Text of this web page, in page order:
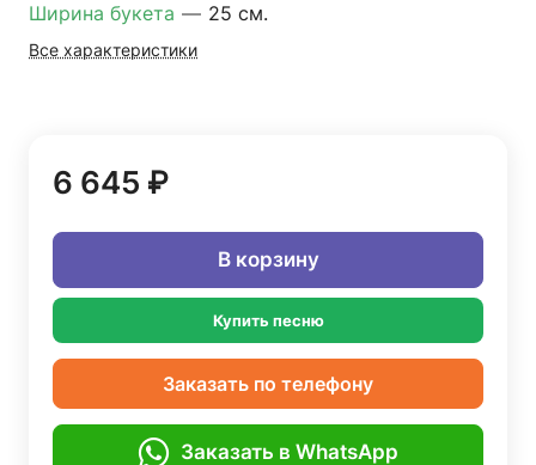
Ширина букета — 25 см.
Все характеристики
6 645 ₽
В корзину
Купить песню
Заказать по телефону
Заказать в WhatsApp